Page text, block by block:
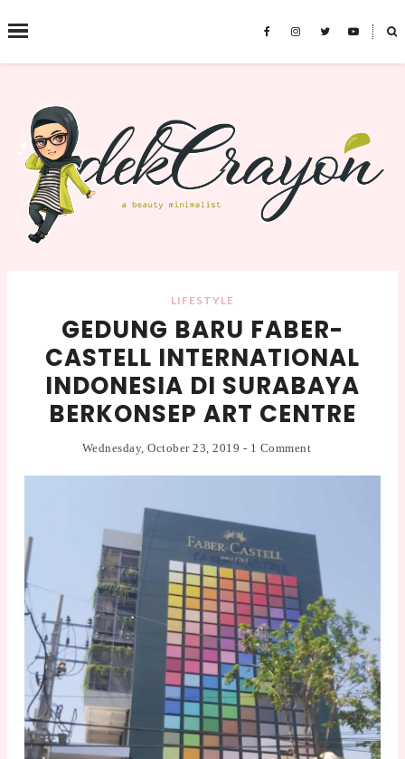
˟
SEARCH THIS BLOG
LIFESTYLE
GEDUNG BARU FABER-
CASTELL INTERNATIONAL
INDONESIA DI SURABAYA
BERKONSEP ART CENTRE
Wednesday, October 23, 2019 - 1 Comment